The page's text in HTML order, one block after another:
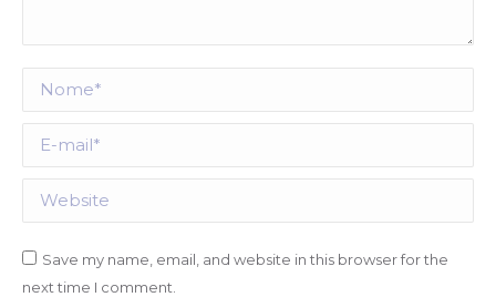
Nome *
E-mail *
Website
Save my name, email, and website in this browser for the
next time I comment.